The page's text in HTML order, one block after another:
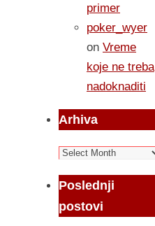
primer
poker_wyer
on Vreme
koje ne treba
nadoknaditi
Arhiva
Arhiva
Poslednji
postovi